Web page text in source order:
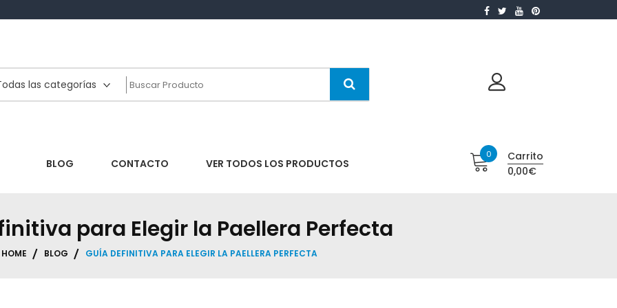
BLOG CONTACTO VER TODOS LOS PRODUCTOS
0
Carrito
0,00€
para Elegir la Paellera Perfecta
HOME BLOG GUÍA DEFINITIVA PARA ELEGIR LA PAELLERA PERFECTA